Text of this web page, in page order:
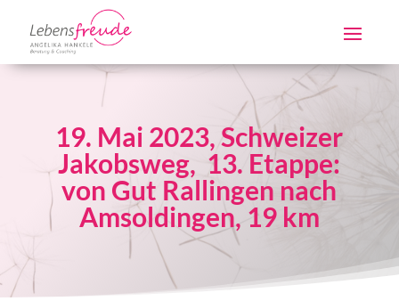
19. Mai 2023, Schweizer
Jakobsweg, 13. Etappe:
von Gut Rallingen nach
Amsoldingen, 19 km